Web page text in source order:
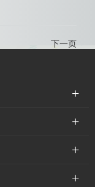
下一页
+
+
+
+